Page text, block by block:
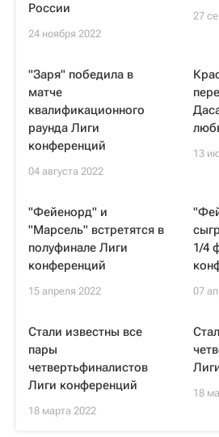
России
24 ноября 2022
27
"Заря" победила в
матче
квалификационного
раунда Лиги
конференций
04 августа 2022
13
"Фейенорд" и
"Марсель" встретятся в
полуфинале Лиги
конференций
15 апреля 2022
1/4
07
Стали известны все
пары
четвертьфиналистов
Лиги конференций
18 марта 2022
18